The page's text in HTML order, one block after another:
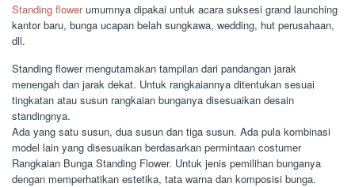
Standing flowerumumnya dipakai untuk acara suksesi grand launching
kantor baru, bunga ucapan belah sungkawa, wedding, hut perusahaan,
dll.
Standing flower mengutamakan tampilan dari pandangan jarak
menengah dan jarak dekat. Untuk rangkaiannya ditentukan sesuai
tingkatan atau susun rangkaian bunganya disesuaikan desain
standingnya.
Ada yang satu susun, dua susun dan tiga susun. Ada pula kombinasi
model lain yang disesuaikan berdasarkan permintaan costumer
Rangkaian Bunga Standing Flower. Untuk jenis pemilihan bunganya
dengan memperhatikan estetika, tata warna dan komposisi bunga.